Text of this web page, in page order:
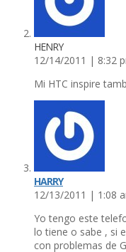
HENRY
12/14/2011 | 8:32
Mi HTC inspire
HARRY
12/13/2011 | 1:08
Yo tengo este
lo tiene o sabe , si
con problemas de